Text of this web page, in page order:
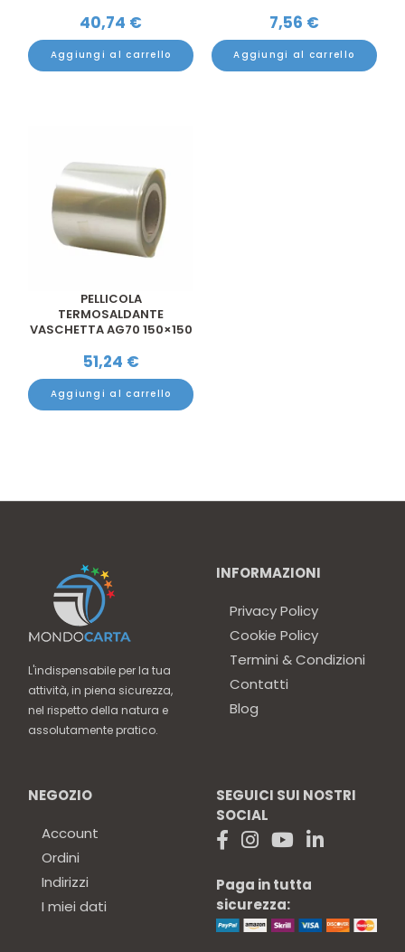
40,74 €
Aggiungi al carrello
7,56 €
Aggiungi al carrello
PELLICOLA
TERMOSALDANTE
VASCHETTA AG70 150×150
51,24 €
Aggiungi al carrello
L'indispensabile per la tua
attività, in piena sicurezza,
nel rispetto della natura e
assolutamente pratico.
INFORMAZIONI
Privacy Policy
Cookie Policy
Termini & Condizioni
Contatti
Blog
NEGOZIO
Account
Ordini
Indirizzi
I miei dati
SEGUICI SUI NOSTRI
SOCIAL
Paga in tutta
sicurezza: